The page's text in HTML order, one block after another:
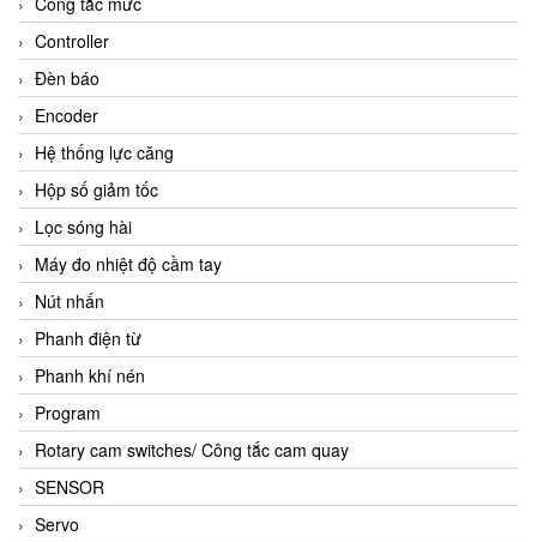
Controller
Đèn báo
Encoder
Hệ thống lực căng
Hộp số giảm tốc
Lọc sóng hài
Máy đo nhiệt độ cầm tay
Nút nhấn
Phanh điện từ
Phanh khí nén
Program
Rotary cam switches/ Công tắc cam quay
SENSOR
Servo